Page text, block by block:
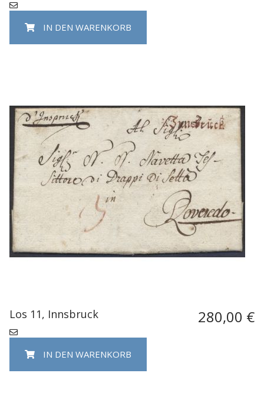
IN DEN WARENKORB
Los 11, Innsbruck 280,00 €
IN DEN WARENKORB